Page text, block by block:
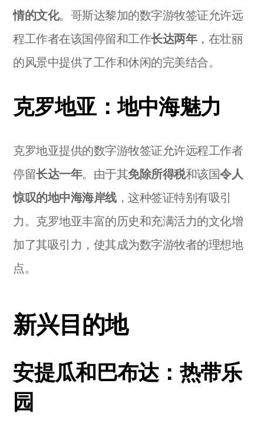
情的文化。哥斯达黎加的数字游牧签证允许远
程工作者在该国停留和工作长达两年，在壮丽
的风景中提供了工作和休闲的完美结合。
克罗地亚：地中海魅力
克罗地亚提供的数字游牧签证允许远程工作者
停留长达一年。由于其免除所得税和该国令人
惊叹的地中海海岸线，这种签证特别有吸引
力。克罗地亚丰富的历史和充满活力的文化增
加了其吸引力，使其成为数字游牧者的理想地
点。
新兴目的地
安提瓜和巴布达：热带乐
园